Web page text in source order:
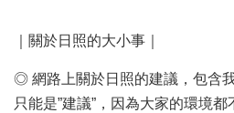
｜關於日照的大小事｜
◎ 網路上關於日照的建議，包含
只能是”建議”，因為大家的環境